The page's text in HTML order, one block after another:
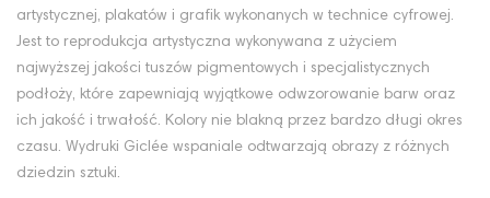
artystycznej, plakatów i grafik wykonanych w technice cyfrowej.
Jest to reprodukcja artystyczna wykonywana z użyciem
najwyższej jakości tuszów pigmentowych i specjalistycznych
podłoży, które zapewniają wyjątkowe odwzorowanie barw oraz
ich jakość i trwałość. Kolory nie blakną przez bardzo długi okres
czasu. Wydruki Giclée wspaniale odtwarzają obrazy z różnych
dziedzin sztuki.